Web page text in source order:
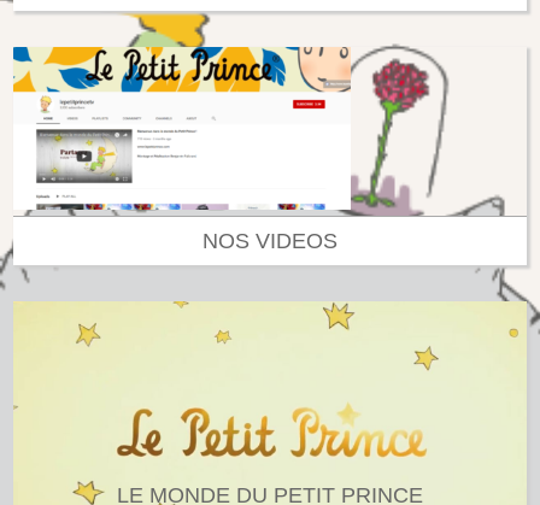
NOS VIDEOS
LE MONDE DU PETIT PRINCE